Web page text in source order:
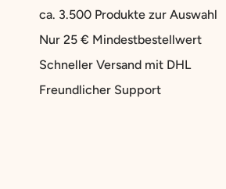
ca. 3.500 Produkte zur Auswahl
Nur 25 € Mindestbestellwert
Schneller Versand mit DHL
Freundlicher Support